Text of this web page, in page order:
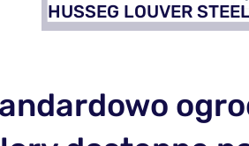
HUSSEG LOUVER